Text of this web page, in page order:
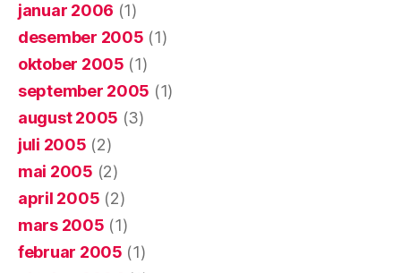
januar 2006 (1)
desember 2005 (1)
oktober 2005 (1)
september 2005 (1)
august 2005 (3)
juli 2005 (2)
mai 2005 (2)
april 2005 (2)
mars 2005 (1)
februar 2005 (1)